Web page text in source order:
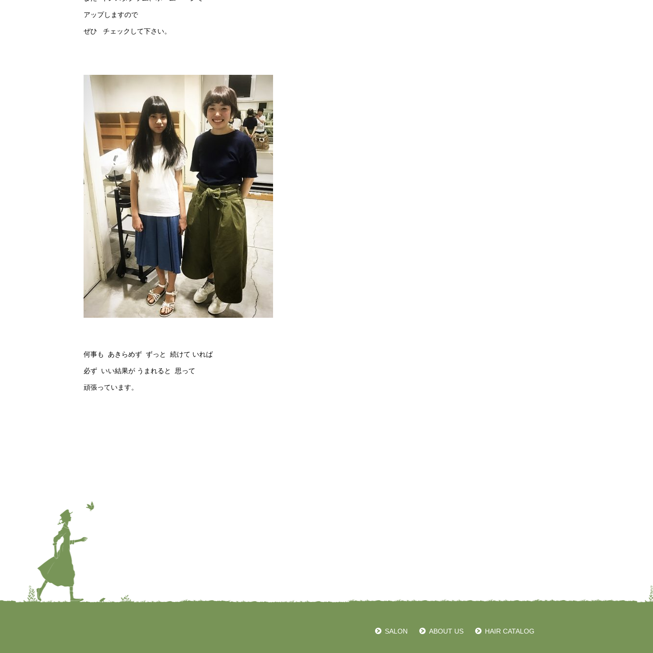
アップしますので
ぜひ チェックして下さい。
何事も あきらめず ずっと 続けて いれば
必ず いい結果が うまれると 思って
頑張っています。
SALON ABOUT US HAIR CATALOG